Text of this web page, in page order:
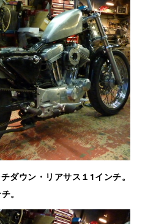
ダウン・リアサス１1インチ。
。